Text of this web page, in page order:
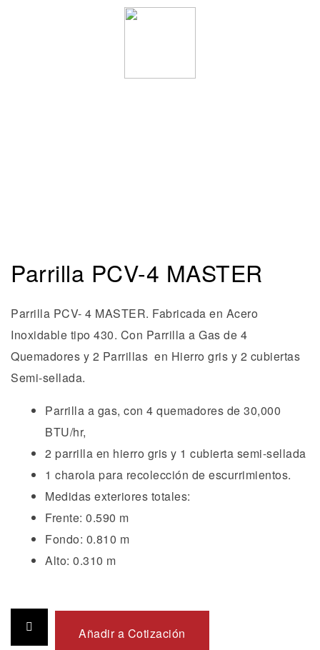
Parrilla PCV-4 MASTER
Parrilla PCV- 4 MASTER. Fabricada en Acero
Inoxidable tipo 430. Con Parrilla a Gas de 4
Quemadores y 2 Parrillas en Hierro gris y 2 cubiertas
Semi-sellada.
Parrilla a gas, con 4 quemadores de 30,000
BTU/hr,
2 parrilla en hierro gris y 1 cubierta semi-sellada
1 charola para recolección de escurrimientos.
Medidas exteriores totales:
Frente: 0.590 m
Fondo: 0.810 m
Alto: 0.310 m
Añadir a Cotización